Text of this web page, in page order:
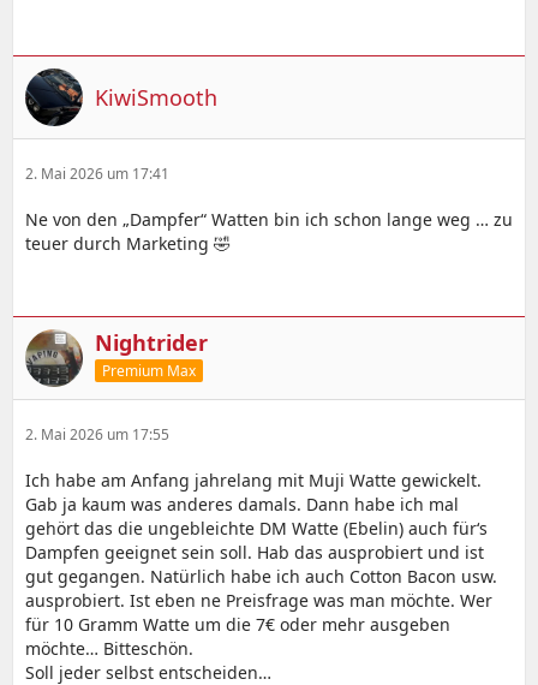
KiwiSmooth
2. Mai 2026 um 17:41
Ne von den „Dampfer“ Watten bin ich schon lange weg … zu
teuer durch Marketing 🤣
Nightrider
Premium Max
2. Mai 2026 um 17:55
Ich habe am Anfang jahrelang mit Muji Watte gewickelt.
Gab ja kaum was anderes damals. Dann habe ich mal
gehört das die ungebleichte DM Watte (Ebelin) auch für‘s
Dampfen geeignet sein soll. Hab das ausprobiert und ist
gut gegangen. Natürlich habe ich auch Cotton Bacon usw.
ausprobiert. Ist eben ne Preisfrage was man möchte. Wer
für 10 Gramm Watte um die 7€ oder mehr ausgeben
möchte… Bitteschön.
Soll jeder selbst entscheiden…